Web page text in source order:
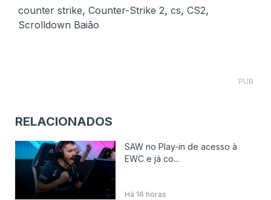
counter strike, Counter-Strike 2, cs, CS2,
Scrolldown Baião
PUB
RELACIONADOS
SAW no Play-in de acesso à
EWC e já co...
Há 16 horas